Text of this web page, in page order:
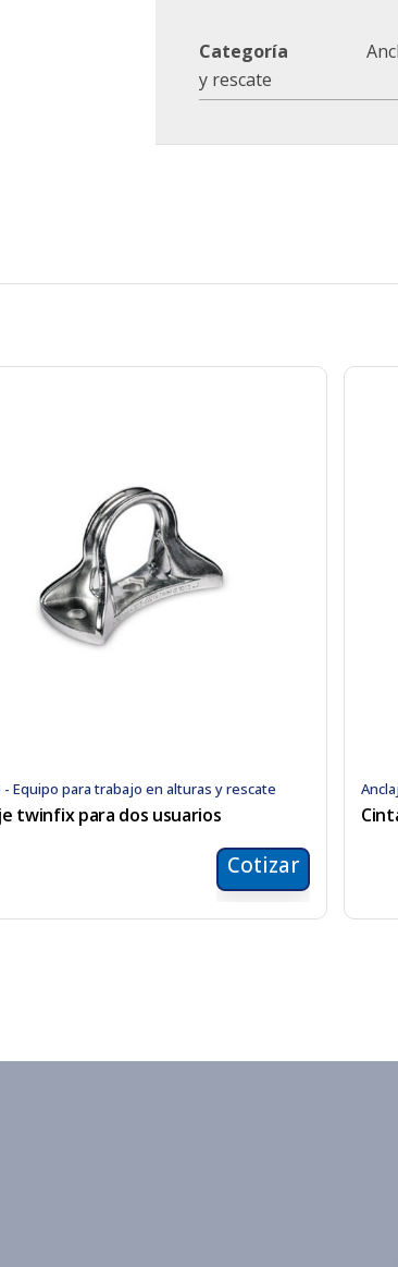
Categoría
y rescate
- Equipo para trabajo en alturas y rescate
twinfix para dos usuarios
Cotizar